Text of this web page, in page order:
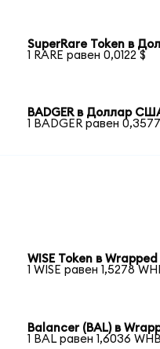
SuperRare Token в
1 RARE равен 0,0122 $
BADGER в Доллар
1 BADGER равен
WISE Token в Wrapped
1 WISE равен 1,5278
Balancer (BAL) в
1 BAL равен 1,6036